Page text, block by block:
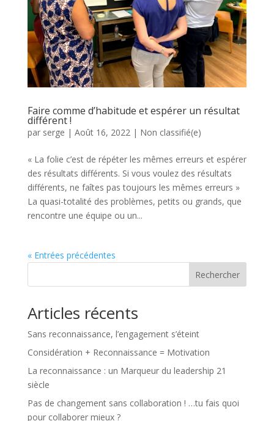
Faire comme d’habitude et espérer un résultat
différent !
par serge | Août 16, 2022| Non classifié(e)
« La folie c’est de répéter les mêmes erreurs et espérer
des résultats différents. Si vous voulez des résultats
différents, ne faîtes pas toujours les mêmes erreurs »
La quasi-totalité des problèmes, petits ou grands, que
rencontre une équipe ou un...
« Entrées précédentes
Rechercher
Articles récents
Sans reconnaissance, l’engagement s’éteint
Considération + Reconnaissance = Motivation
La reconnaissance : un Marqueur du leadership 21
siècle
Pas de changement sans collaboration ! …tu fais quoi
pour collaborer mieux ?